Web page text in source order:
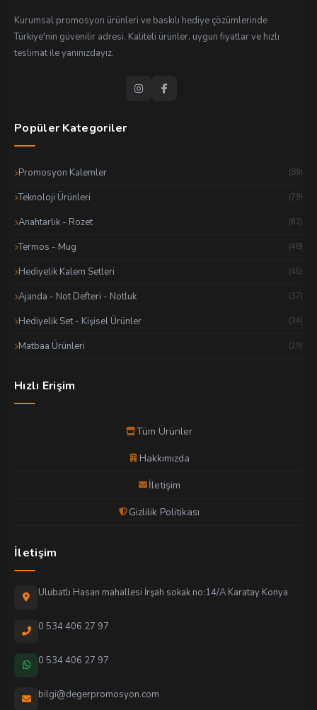
Kurumsal promosyon ürünleri ve baskılı hediye çözümlerinde
Türkiye'nin güvenilir adresi. Kaliteli ürünler, uygun fiyatlar ve hızlı
teslimat ile yanınızdayız.
Popüler Kategoriler
Promosyon Kalemler (89)
Teknoloji Ürünleri (79)
Anahtarlık - Rozet (62)
Termos - Mug (48)
Hediyelik Kalem Setleri (45)
Ajanda - Not Defteri - Notluk (37)
Hediyelik Set - Kişisel Ürünler (34)
Matbaa Ürünleri (29)
Hızlı Erişim
Tüm Ürünler
Hakkımızda
İletişim
Gizlilik Politikası
İletişim
Ulubatlı Hasan mahallesi İrşah sokak no:14/A Karatay Konya
0 534 406 27 97
0 534 406 27 97
bilgi@degerpromosyon.com